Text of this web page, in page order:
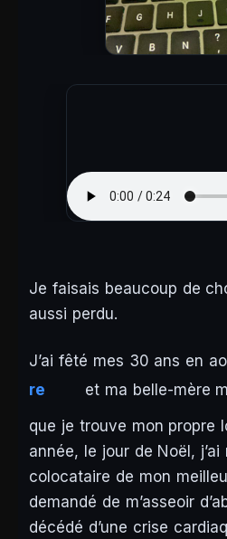
Je faisais beaucoup de
aussi perdu.
J’ai fêté mes 30 ans en
re
et ma belle-mère
que je trouve mon propre
année, le jour de Noël,
colocataire de mon
demandé de m’asseoir
décédé d’une crise